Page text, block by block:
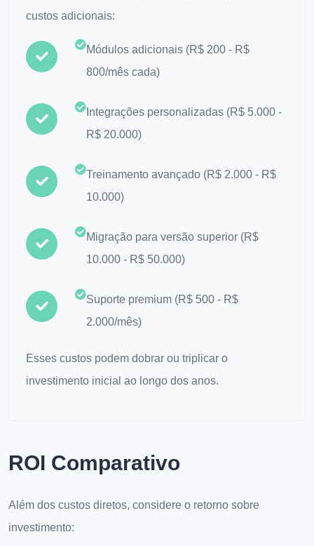
custos adicionais:
Módulos adicionais (R$ 200 - R$
800/mês cada)
Integrações personalizadas (R$ 5.000 -
R$ 20.000)
Treinamento avançado (R$ 2.000 - R$
10.000)
Migração para versão superior (R$
10.000 - R$ 50.000)
Suporte premium (R$ 500 - R$
2.000/mês)
Esses custos podem dobrar ou triplicar o
investimento inicial ao longo dos anos.
ROI Comparativo
Além dos custos diretos, considere o retorno sobre
investimento: